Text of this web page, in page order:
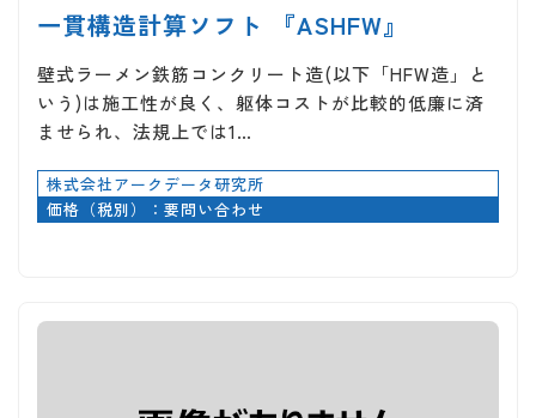
一貫構造計算ソフト 『ASHFW』
壁式ラーメン鉄筋コンクリート造(以下「HFW造」と
いう)は施工性が良く、躯体コストが比較的低廉に済
ませられ、法規上では1…
株式会社アークデータ研究所
価格（税別）：要問い合わせ